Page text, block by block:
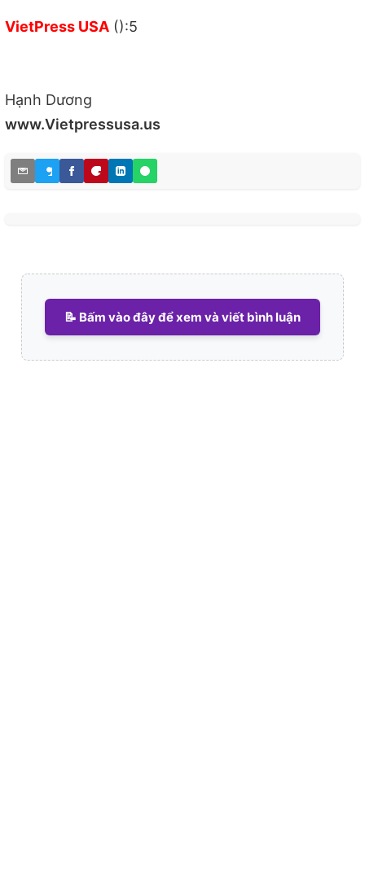
VietPress USA ():5
Hạnh Dương
www.Vietpressusa.us
📝 Bấm vào đây để xem và viết bình luận